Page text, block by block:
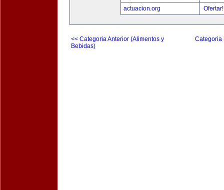
actuacion.org
<< Categoria Anterior (Alimentos y
Bebidas)
Categoria